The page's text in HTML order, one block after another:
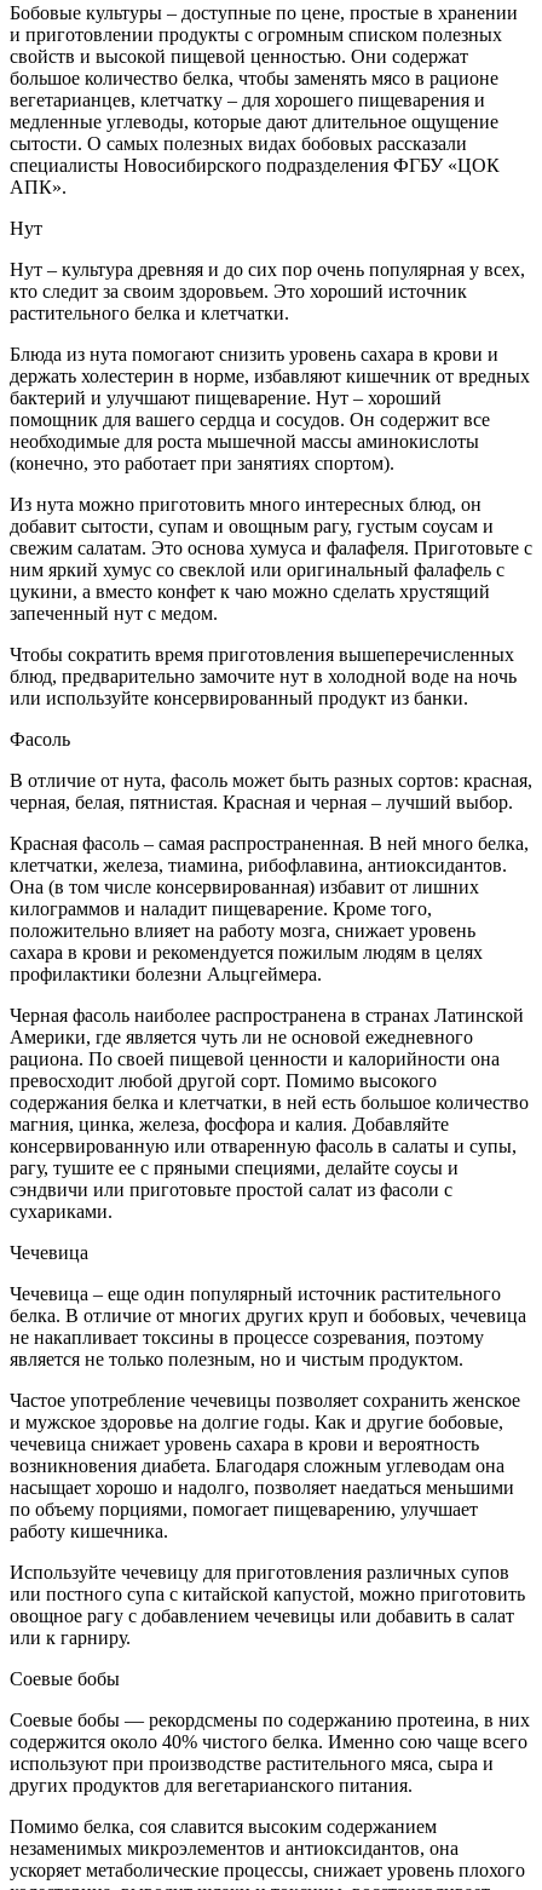
Бобовые культуры – доступные по цене, простые в хранении
и приготовлении продукты с огромным списком полезных
свойств и высокой пищевой ценностью. Они содержат
большое количество белка, чтобы заменять мясо в рационе
вегетарианцев, клетчатку – для хорошего пищеварения и
медленные углеводы, которые дают длительное ощущение
сытости. О самых полезных видах бобовых рассказали
специалисты Новосибирского подразделения ФГБУ «ЦОК
АПК».
Нут
Нут – культура древняя и до сих пор очень популярная у всех,
кто следит за своим здоровьем. Это хороший источник
растительного белка и клетчатки.
Блюда из нута помогают снизить уровень сахара в крови и
держать холестерин в норме, избавляют кишечник от вредных
бактерий и улучшают пищеварение. Нут – хороший
помощник для вашего сердца и сосудов. Он содержит все
необходимые для роста мышечной массы аминокислоты
(конечно, это работает при занятиях спортом).
Из нута можно приготовить много интересных блюд, он
добавит сытости, супам и овощным рагу, густым соусам и
свежим салатам. Это основа хумуса и фалафеля. Приготовьте с
ним яркий хумус со свеклой или оригинальный фалафель с
цукини, а вместо конфет к чаю можно сделать хрустящий
запеченный нут с медом.
Чтобы сократить время приготовления вышеперечисленных
блюд, предварительно замочите нут в холодной воде на ночь
или используйте консервированный продукт из банки.
Фасоль
В отличие от нута, фасоль может быть разных сортов: красная,
черная, белая, пятнистая. Красная и черная – лучший выбор.
Красная фасоль – самая распространенная. В ней много белка,
клетчатки, железа, тиамина, рибофлавина, антиоксидантов.
Она (в том числе консервированная) избавит от лишних
килограммов и наладит пищеварение. Кроме того,
положительно влияет на работу мозга, снижает уровень
сахара в крови и рекомендуется пожилым людям в целях
профилактики болезни Альцгеймера.
Черная фасоль наиболее распространена в странах Латинской
Америки, где является чуть ли не основой ежедневного
рациона. По своей пищевой ценности и калорийности она
превосходит любой другой сорт. Помимо высокого
содержания белка и клетчатки, в ней есть большое количество
магния, цинка, железа, фосфора и калия. Добавляйте
консервированную или отваренную фасоль в салаты и супы,
рагу, тушите ее с пряными специями, делайте соусы и
сэндвичи или приготовьте простой салат из фасоли с
сухариками.
Чечевица
Чечевица – еще один популярный источник растительного
белка. В отличие от многих других круп и бобовых, чечевица
не накапливает токсины в процессе созревания, поэтому
является не только полезным, но и чистым продуктом.
Частое употребление чечевицы позволяет сохранить женское
и мужское здоровье на долгие годы. Как и другие бобовые,
чечевица снижает уровень сахара в крови и вероятность
возникновения диабета. Благодаря сложным углеводам она
насыщает хорошо и надолго, позволяет наедаться меньшими
по объему порциями, помогает пищеварению, улучшает
работу кишечника.
Используйте чечевицу для приготовления различных супов
или постного супа с китайской капустой, можно приготовить
овощное рагу с добавлением чечевицы или добавить в салат
или к гарниру.
Соевые бобы
Соевые бобы — рекордсмены по содержанию протеина, в них
содержится около 40% чистого белка. Именно сою чаще всего
используют при производстве растительного мяса, сыра и
других продуктов для вегетарианского питания.
Помимо белка, соя славится высоким содержанием
незаменимых микроэлементов и антиоксидантов, она
ускоряет метаболические процессы, снижает уровень плохого